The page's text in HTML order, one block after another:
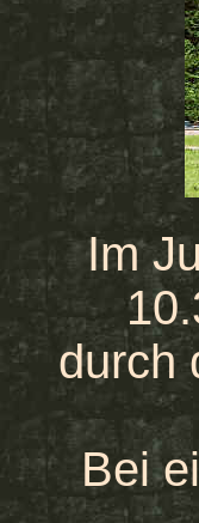
Im
durch
Bei